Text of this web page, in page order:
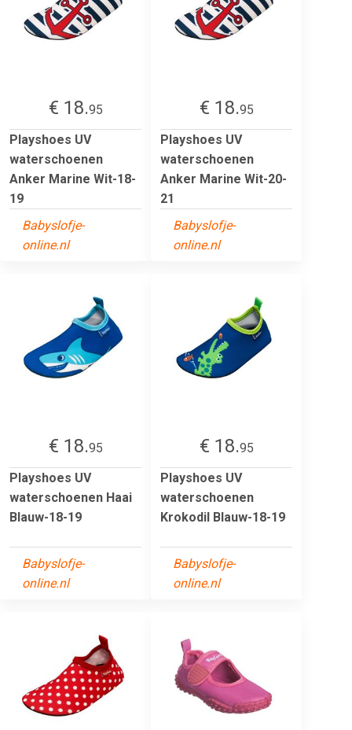
€ 18.95
Playshoes UV
waterschoenen
Anker Marine Wit-18-
19
Babyslofje-
online.nl
€ 18.95
Playshoes UV
waterschoenen
Anker Marine Wit-20-
21
Babyslofje-
online.nl
€ 18.95
Playshoes UV
waterschoenen Haai
Blauw-18-19
Babyslofje-
online.nl
€ 18.95
Playshoes UV
waterschoenen
Krokodil Blauw-18-19
Babyslofje-
online.nl